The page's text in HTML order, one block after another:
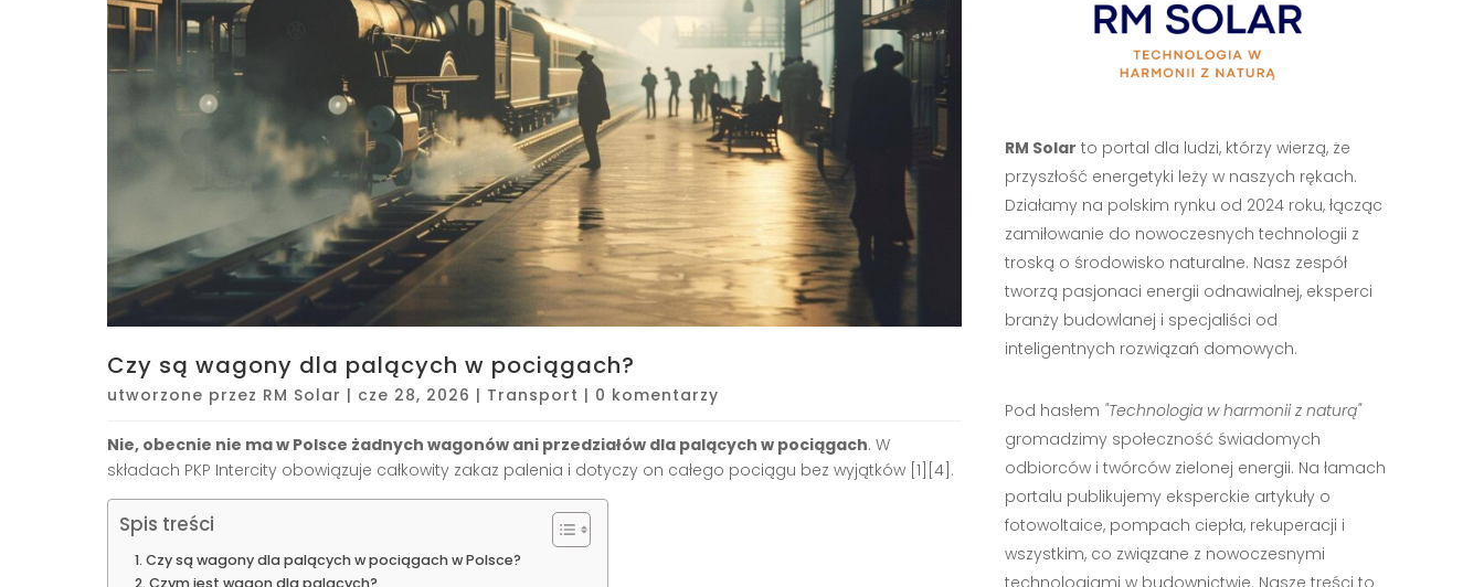
Czy są wagony dla palących w pociągach?
utworzone przez RM Solar | cze 28, 2026 | Transport | 0 komentarzy
Nie, obecnie nie ma w Polsce żadnych wagonów ani przedziałów dla palących w pociągach. W
składach PKP Intercity obowiązuje całkowity zakaz palenia i dotyczy on całego pociągu bez wyjątków [1][4].
Spis treści
Czy są wagony dla palących w pociągach w Polsce?
RM Solar to portal dla ludzi, którzy wierzą, że
przyszłość energetyki leży w naszych rękach.
Działamy na polskim rynku od 2024 roku, łącząc
zamiłowanie do nowoczesnych technologii z
troską o środowisko naturalne. Nasz zespół
tworzą pasjonaci energii odnawialnej, eksperci
branży budowlanej i specjaliści od
inteligentnych rozwiązań domowych.
Pod hasłem "Technologia w harmonii z naturą"
gromadzimy społeczność świadomych
odbiorców i twórców zielonej energii. Na łamach
portalu publikujemy eksperckie artykuły o
fotowoltaice, pompach ciepła, rekuperacji i
wszystkim, co związane z nowoczesnymi
technologiami w budownictwie. Nasze treści to